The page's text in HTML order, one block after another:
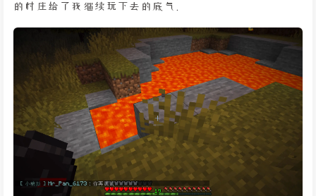
的村庄给了我继续玩下去的底气。